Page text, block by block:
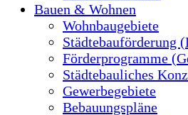
Bauen & Wohnen
Wohnbaugebiete
Städtebauförderung
Förderprogramme
Städtebauliches
Gewerbegebiete
Bebauungspläne